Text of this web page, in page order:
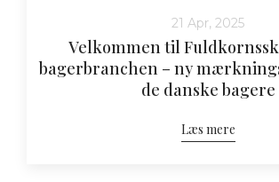
21 Apr, 2025
Velkommen til
bagerbranchen – ny
de danske bagere
Læs mere